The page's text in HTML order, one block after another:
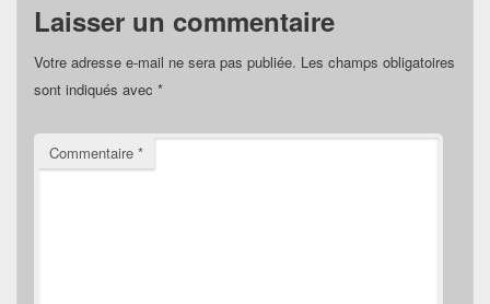
Laisser un commentaire
Votre adresse e-mail ne sera pas publiée. Les champs obligatoires
sont indiqués avec *
Commentaire *